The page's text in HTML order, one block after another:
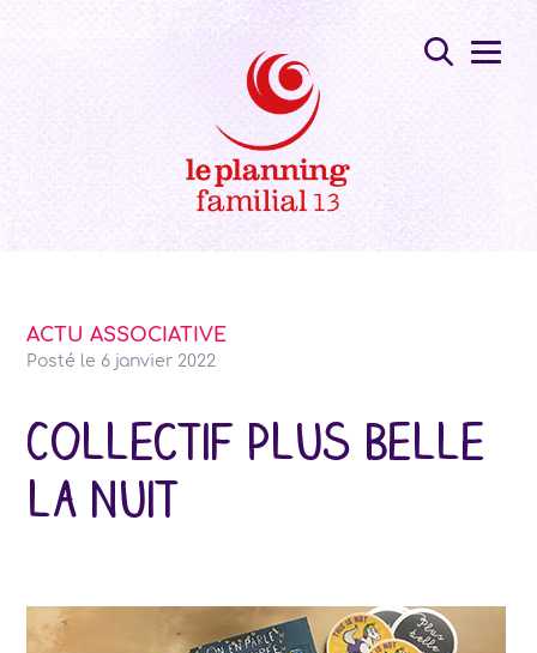
ACTU ASSOCIATIVE
Posté le 6 janvier 2022
Collectif Plus Belle
la Nuit